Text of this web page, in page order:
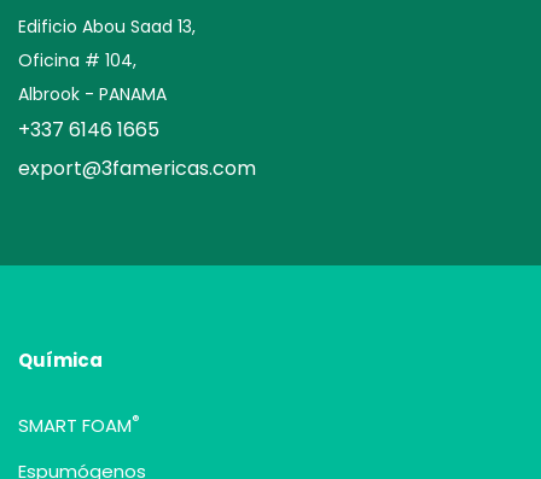
Edificio Abou Saad 13,
Oficina # 104,
Albrook - PANAMA
+337 6146 1665
export@3famericas.com
Química
SMART FOAM®
Espumógenos